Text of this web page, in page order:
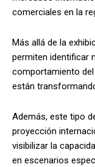
comerciales en la
Más allá de la
permiten identificar
comportamiento
están
Además, este tipo
proyección
visibilizar la
en escenarios